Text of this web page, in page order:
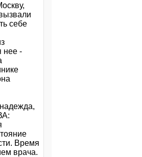
себе
нее -
Время
врача.